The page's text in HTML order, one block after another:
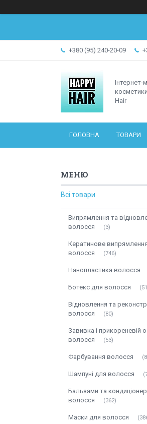
+380 (95) 240-20-09
Інтернет-
Hair
ГОЛОВНА ТОВАРИ
Всі товари
Випрямлення та
волосся
3
Кератинове випрямлення
волосся
746
Нанопластика волосся
Ботекс для волосся
Відновлення та
волосся
80
Завивка і прикореневій
волосся
53
Фарбування волосся
Шампуні для волосся
Бальзами та
волосся
362
Маски для волосся